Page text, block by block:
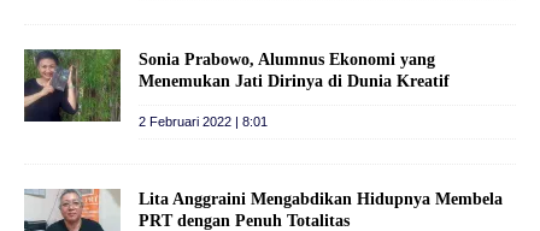
Sonia Prabowo, Alumnus Ekonomi yang
Menemukan Jati Dirinya di Dunia Kreatif
2 Februari 2022 | 8:01
Lita Anggraini Mengabdikan Hidupnya Membela
PRT dengan Penuh Totalitas